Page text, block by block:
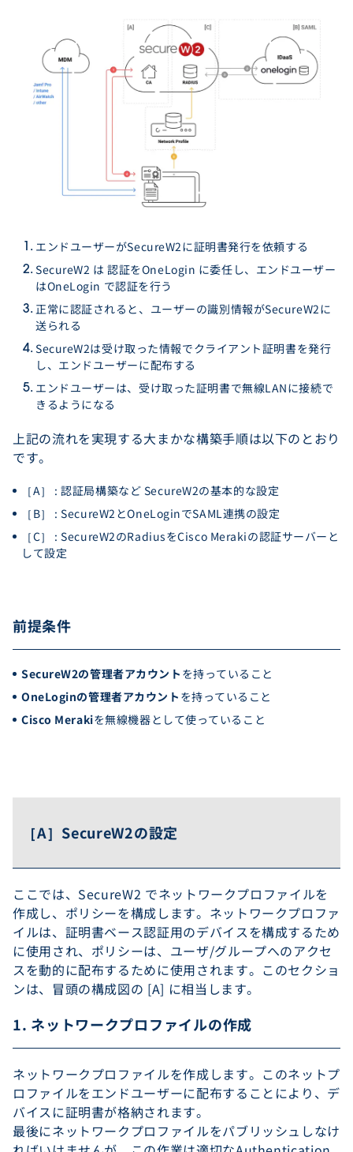
エンドユーザーがSecureW2に証明書発行を依頼する
SecureW2 は 認証をOneLogin に委任し、エンドユーザー
はOneLogin で認証を行う
正常に認証されると、ユーザーの識別情報がSecureW2に
送られる
SecureW2は受け取った情報でクライアント証明書を発行
し、エンドユーザーに配布する
エンドユーザーは、受け取った証明書で無線LANに接続で
きるようになる
上記の流れを実現する大まかな構築手順は以下のとおり
です。
［A］ : 認証局構築など SecureW2の基本的な設定
［B］ : SecureW2とOneLoginでSAML連携の設定
［C］ : SecureW2のRadiusをCisco Merakiの認証サーバーと
して設定
前提条件
SecureW2の管理者アカウント を持っていること
OneLoginの管理者アカウント を持っていること
Cisco Merakiを無線機器として使っていること
［A］SecureW2の設定
ここでは、SecureW2 でネットワークプロファイルを
作成し、ポリシーを構成します。ネットワークプロファ
イルは、証明書ベース認証用のデバイスを構成するため
に使用され、ポリシーは、ユーザ/グループへのアクセ
スを動的に配布するために使用されます。このセクショ
ンは、冒頭の構成図の [A] に相当します。
1. ネットワークプロファイルの作成
ネットワークプロファイルを作成します。このネットプ
ロファイルをエンドユーザーに配布することにより、デ
バイスに証明書が格納されます。
最後にネットワークプロファイルをパブリッシュしなけ